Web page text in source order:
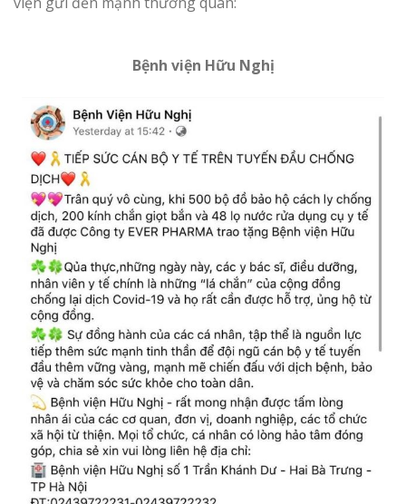
Bệnh viện Hữu Nghị